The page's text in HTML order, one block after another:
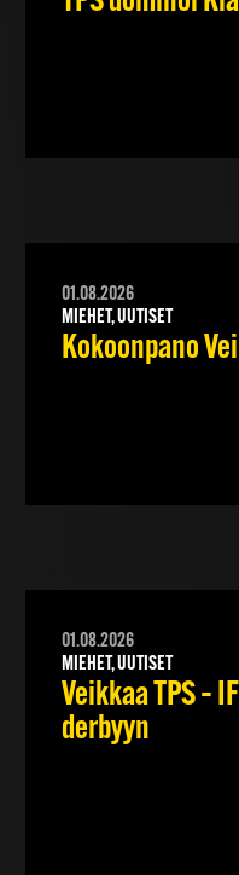
01.08.2026
MIEHET, UUTISET
Kokoonpano
01.08.2026
MIEHET, UUTISET
Veikkaa TPS –
derbyyn